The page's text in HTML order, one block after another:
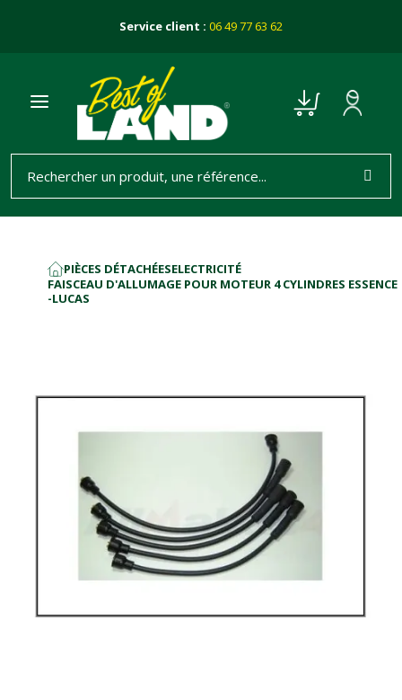
Service client : 06 49 77 63 62
ACCUEIL
PIÈCES DÉTACHÉESELECTRICITÉ
FAISCEAU D'ALLUMAGE POUR MOTEUR 4 CYLINDRES ESSENCE
-LUCAS